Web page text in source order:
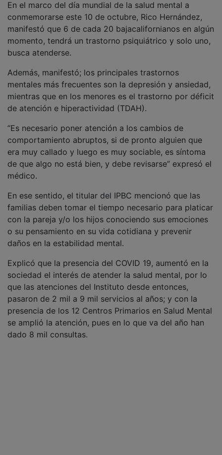
En el marco del día mundial de la salud mental a
conmemorarse este 10 de octubre, Rico Hernández,
manifestó que 6 de cada 20 bajacalifornianos en algún
momento, tendrá un trastorno psiquiátrico y solo uno,
busca atenderse.
Además, manifestó; los principales trastornos
mentales más frecuentes son la depresión y ansiedad,
mientras que en los menores es el trastorno por déficit
de atención e hiperactividad (TDAH).
“Es necesario poner atención a los cambios de
comportamiento abruptos, si de pronto alguien que
era muy callado y luego es muy sociable, es síntoma
de que algo no está bien, y debe revisarse” expresó el
médico.
En ese sentido, el titular del IPBC mencionó que las
familias deben tomar el tiempo necesario para platicar
con la pareja y/o los hijos conociendo sus emociones
o su pensamiento en su vida cotidiana y prevenir
daños en la estabilidad mental.
Explicó que la presencia del COVID 19, aumentó en la
sociedad el interés de atender la salud mental, por lo
que las atenciones del Instituto desde entonces,
pasaron de 2 mil a 9 mil servicios al años; y con la
presencia de los 12 Centros Primarios en Salud Mental
se amplió la atención, pues en lo que va del año han
dado 8 mil consultas.